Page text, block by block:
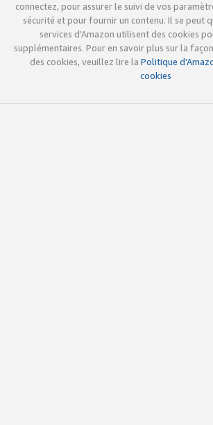
connectez, pour assurer le suivi de vos
sécurité et pour fournir un contenu. Il se peut
services d’Amazon utilisent des cookies
supplémentaires. Pour en savoir plus sur la
des cookies, veuillez lire la Politique
cookies